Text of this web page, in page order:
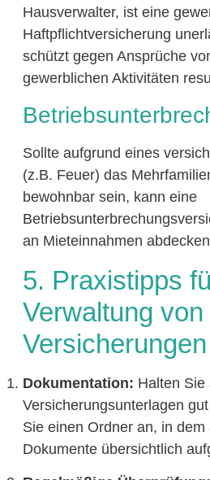
Hausverwalter, ist eine
Haftpflichtversicherung
schützt gegen Ansprüche
gewerblichen Aktivitäten
Sollte aufgrund eines
(z.B. Feuer) das
bewohnbar sein, kann eine
an Mieteinnahmen
5. Praxistipps
Verwaltung von
Versicherungen
Dokumentation: Halten Sie
Versicherungsunterlagen
Sie einen Ordner an, in dem
Dokumente übersichtlich